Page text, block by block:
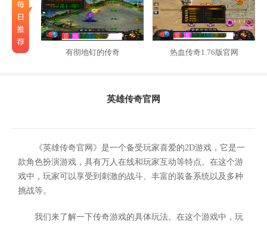
有彻地钉的传奇 热血传奇1.76版官网
英雄传奇官网
《英雄传奇官网》是一个备受玩家喜爱的2D游戏，它是一
款角色扮演游戏，具有万人在线和玩家互动等特点。在这个游
戏中，玩家可以享受到刺激的战斗、丰富的装备系统以及多种
挑战等。
我们来了解一下传奇游戏的具体玩法。在这个游戏中，玩